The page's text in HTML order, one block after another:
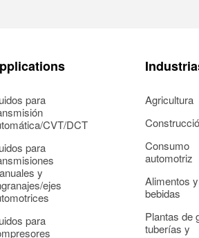
para
CVT/DCT
para
y
ejes
para
Agricultura
Consumo
automotriz
Alimentos y
bebidas
Plantas de
tuberías y